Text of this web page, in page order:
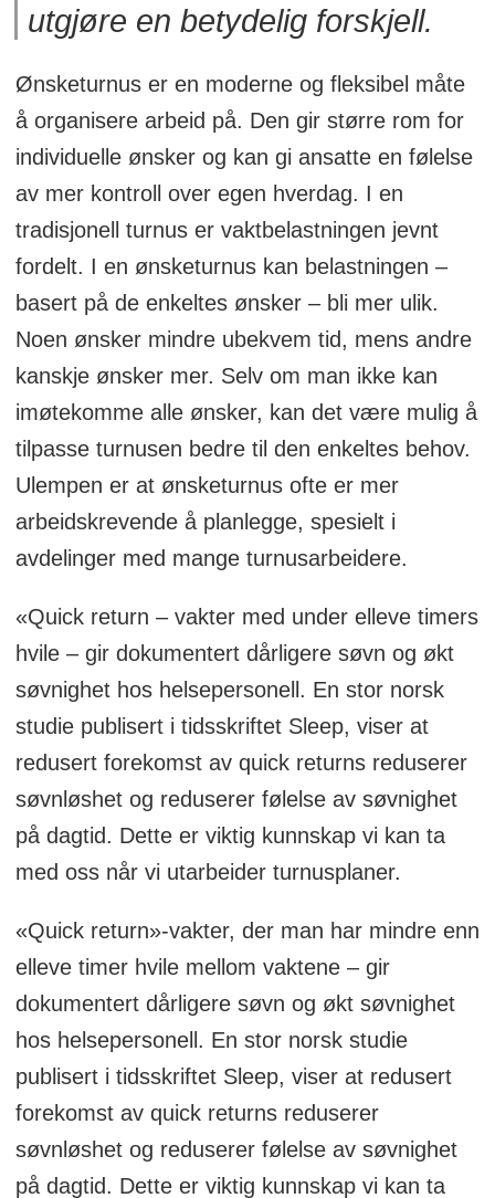
utgjøre en betydelig forskjell.
Ønsketurnus er en moderne og fleksibel måte
å organisere arbeid på. Den gir større rom for
individuelle ønsker og kan gi ansatte en følelse
av mer kontroll over egen hverdag. I en
tradisjonell turnus er vaktbelastningen jevnt
fordelt. I en ønsketurnus kan belastningen –
basert på de enkeltes ønsker – bli mer ulik.
Noen ønsker mindre ubekvem tid, mens andre
kanskje ønsker mer. Selv om man ikke kan
imøtekomme alle ønsker, kan det være mulig å
tilpasse turnusen bedre til den enkeltes behov.
Ulempen er at ønsketurnus ofte er mer
arbeidskrevende å planlegge, spesielt i
avdelinger med mange turnusarbeidere.
«Quick return – vakter med under elleve timers
hvile – gir dokumentert dårligere søvn og økt
søvnighet hos helsepersonell. En stor norsk
studie publisert i tidsskriftet Sleep, viser at
redusert forekomst av quick returns reduserer
søvnløshet og reduserer følelse av søvnighet
på dagtid. Dette er viktig kunnskap vi kan ta
med oss når vi utarbeider turnusplaner.
«Quick return»-vakter, der man har mindre enn
elleve timer hvile mellom vaktene – gir
dokumentert dårligere søvn og økt søvnighet
hos helsepersonell. En stor norsk studie
publisert i tidsskriftet Sleep, viser at redusert
forekomst av quick returns reduserer
søvnløshet og reduserer følelse av søvnighet
på dagtid. Dette er viktig kunnskap vi kan ta